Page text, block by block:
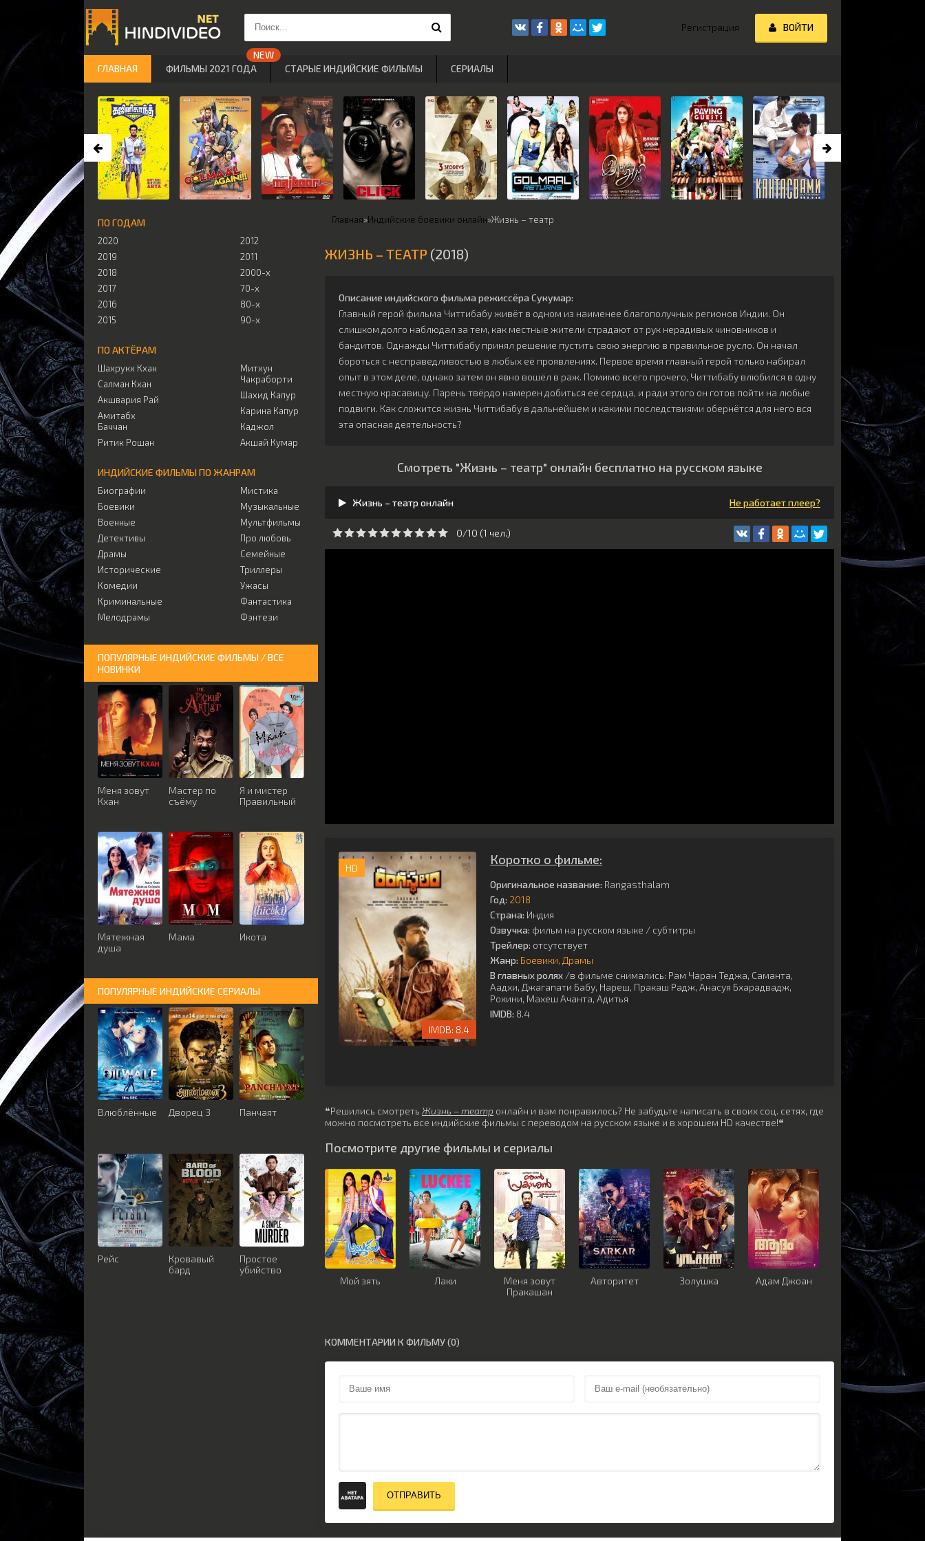
Главная»Индийские боевики онлайн»Жизнь – театр
ЖИЗНЬ – ТЕАТР (2018)
Описание индийского фильма режиссёра Сукумар:
Главный герой фильма Читтибабу живёт в одном из наименее благополучных регионов Индии. Он
слишком долго наблюдал за тем, как местные жители страдают от рук нерадивых чиновников и
бандитов. Однажды Читтибабу принял решение пустить свою энергию в правильное русло. Он начал
бороться с несправедливостью в любых её проявлениях. Первое время главный герой только набирал
опыт в этом деле, однако затем он явно вошёл в раж. Помимо всего прочего, Читтибабу влюбился в одну
местную красавицу. Парень твёрдо намерен добиться её сердца, и ради этого он готов пойти на любые
подвиги. Как сложится жизнь Читтибабу в дальнейшем и какими последствиями обернётся для него вся
эта опасная деятельность?
Смотреть "Жизнь – театр" онлайн бесплатно на русском языке
Жизнь – театр онлайн Не работает плеер?
0/10 (1 чeл.)
HD
8.4
Коротко о фильме:
Оригинальное название: Rangasthalam
Год: 2018
Страна: Индия
Озвучка: фильм на русском языке / субтитры
Трейлер: отсутствует
Жанр: Боевики Драмы
В главных ролях /в фильме снимались: Рам Чаран Теджа, Саманта,
Аадхи, Джагапати Бабу, Нареш, Пракаш Радж, Анасуя Бхарадвадж,
Рохини, Махеш Ачанта, Адитья
IMDB: 8.4
❝Решились смотреть Жизнь – театр онлайн и вам понравилось? Не забудьте написать в своих соц. сетях, где
можно посмотреть все индийские фильмы с переводом на русском языке и в хорошем HD качестве!❝
Посмотрите другие фильмы и сериалы
Мой зять Лаки
Меня зовут
Пракашан
Авторитет Золушка Адам Джоан
КОММЕНТАРИИ К ФИЛЬМУ (0)
ОТПРАВИТЬ
ПО ГОДАМ
2020
2019
2018
2017
2016
2015
2012
2011
2000-х
70-х
80-х
90-х
ПО АКТЁРАМ
Шахрукх Кхан
Салман Кхан
Акшвария Рай
Амитабх
Баччан
Ритик Рошан
Митхун
Чакраборти
Шахид Капур
Карина Капур
Каджол
Акшай Кумар
ИНДИЙСКИЕ ФИЛЬМЫ ПО ЖАНРАМ
Биографии
Боевики
Военные
Детективы
Драмы
Исторические
Комедии
Криминальные
Мелодрамы
Мистика
Музыкальные
Мультфильмы
Про любовь
Семейные
Триллеры
Ужасы
Фантастика
Фэнтези
ПОПУЛЯРНЫЕ ИНДИЙСКИЕ ФИЛЬМЫ / ВСЕ
НОВИНКИ
Меня зовут
Кхан
Мастер по
съёму
Я и мистер
Правильный
Мятежная
душа
Мама Икота
ПОПУЛЯРНЫЕ ИНДИЙСКИЕ СЕРИАЛЫ
Влюблённые Дворец 3 Панчаят
Рейс
Кровавый
бард
Простое
убийство
Регистрация ВОЙТИ
ГЛАВНАЯ ФИЛЬМЫ 2021 ГОДА СТАРЫЕ ИНДИЙСКИЕ ФИЛЬМЫ СЕРИАЛЫ